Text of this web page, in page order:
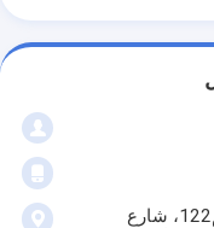
رقم 130-131، مبنى آلات قوانغشين، رقم122، شارع